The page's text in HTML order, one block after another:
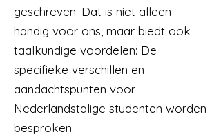
geschreven. Dat is niet alleen
handig voor ons, maar biedt ook
taalkundige voordelen: De
specifieke verschillen en
aandachtspunten voor
Nederlandstalige studenten worden
besproken.